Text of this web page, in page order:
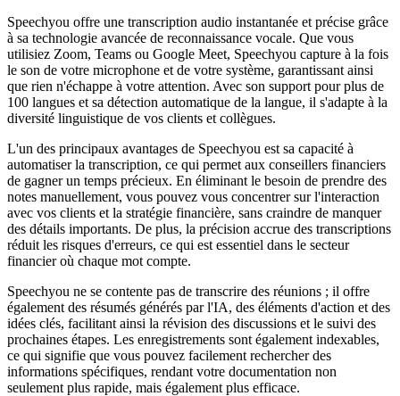
Speechyou offre une transcription audio instantanée et précise grâce
à sa technologie avancée de reconnaissance vocale. Que vous
utilisiez Zoom, Teams ou Google Meet, Speechyou capture à la fois
le son de votre microphone et de votre système, garantissant ainsi
que rien n'échappe à votre attention. Avec son support pour plus de
100 langues et sa détection automatique de la langue, il s'adapte à la
diversité linguistique de vos clients et collègues.
L'un des principaux avantages de Speechyou est sa capacité à
automatiser la transcription, ce qui permet aux conseillers financiers
de gagner un temps précieux. En éliminant le besoin de prendre des
notes manuellement, vous pouvez vous concentrer sur l'interaction
avec vos clients et la stratégie financière, sans craindre de manquer
des détails importants. De plus, la précision accrue des transcriptions
réduit les risques d'erreurs, ce qui est essentiel dans le secteur
financier où chaque mot compte.
Speechyou ne se contente pas de transcrire des réunions ; il offre
également des résumés générés par l'IA, des éléments d'action et des
idées clés, facilitant ainsi la révision des discussions et le suivi des
prochaines étapes. Les enregistrements sont également indexables,
ce qui signifie que vous pouvez facilement rechercher des
informations spécifiques, rendant votre documentation non
seulement plus rapide, mais également plus efficace.